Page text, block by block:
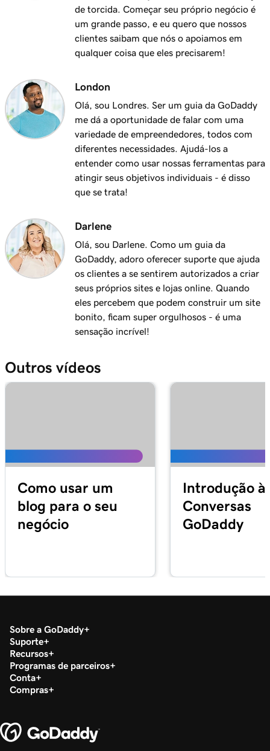
de torcida. Começar seu próprio negócio é
um grande passo, e eu quero que nossos
clientes saibam que nós o apoiamos em
qualquer coisa que eles precisarem!
London
Olá, sou Londres. Ser um guia da GoDaddy
me dá a oportunidade de falar com uma
variedade de empreendedores, todos com
diferentes necessidades. Ajudá-los a
entender como usar nossas ferramentas para
atingir seus objetivos individuais - é disso
que se trata!
Darlene
Olá, sou Darlene. Como um guia da
GoDaddy, adoro oferecer suporte que ajuda
os clientes a se sentirem autorizados a criar
seus próprios sites e lojas online. Quando
eles percebem que podem construir um site
bonito, ficam super orgulhosos - é uma
sensação incrível!
Outros vídeos
Como usar um
blog para o seu
negócio
Introdução
Conversas
GoDaddy
Sobre a GoDaddy
Suporte
Recursos
Programas de parceiros
Conta
Compras